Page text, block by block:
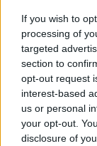
If you wish to
processing of
targeted
section to
opt-out request
interest-based
us or personal
your opt-out.
disclosure of